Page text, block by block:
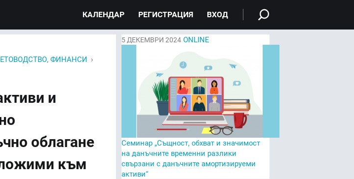
КАЛЕНДАР РЕГИСТРАЦИЯ ВХОД
, ФИНАНСИ ›
и
облагане
към
5ДЕКЕМВРИ 2024 ONLINE
Семинар „Същност, обхват и значимост
на данъчните временни разлики
свързани с данъчните амортизируеми
активи“